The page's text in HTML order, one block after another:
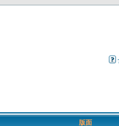
版面